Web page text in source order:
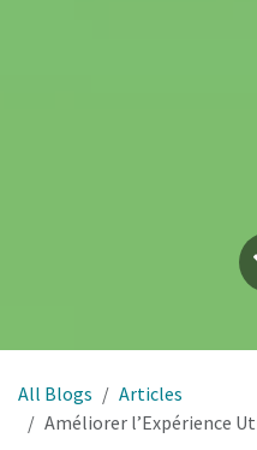
All Blogs
Articles
Améliorer l’Expérience Utilisateur : Comment la